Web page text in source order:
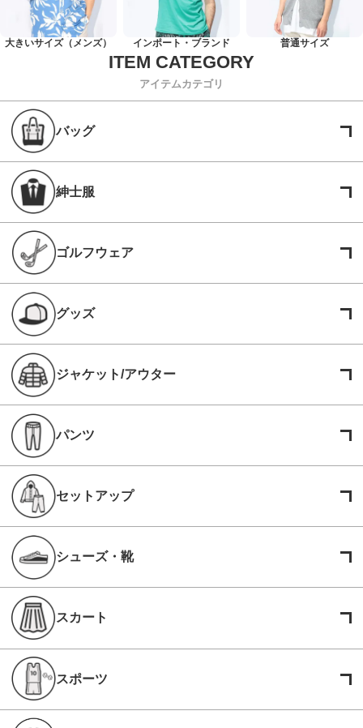
大きいサイズ（メンズ） インポート・ブランド 普通サイズ
アイテムカテゴリ
バッグ
紳士服
ゴルフウェア
グッズ
ジャケット/アウター
パンツ
セットアップ
シューズ・靴
スカート
スポーツ